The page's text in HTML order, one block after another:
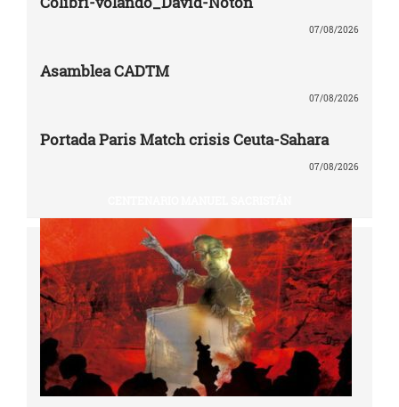
07/08/2026
Asamblea CADTM
07/08/2026
Portada Paris Match crisis Ceuta-Sahara
07/08/2026